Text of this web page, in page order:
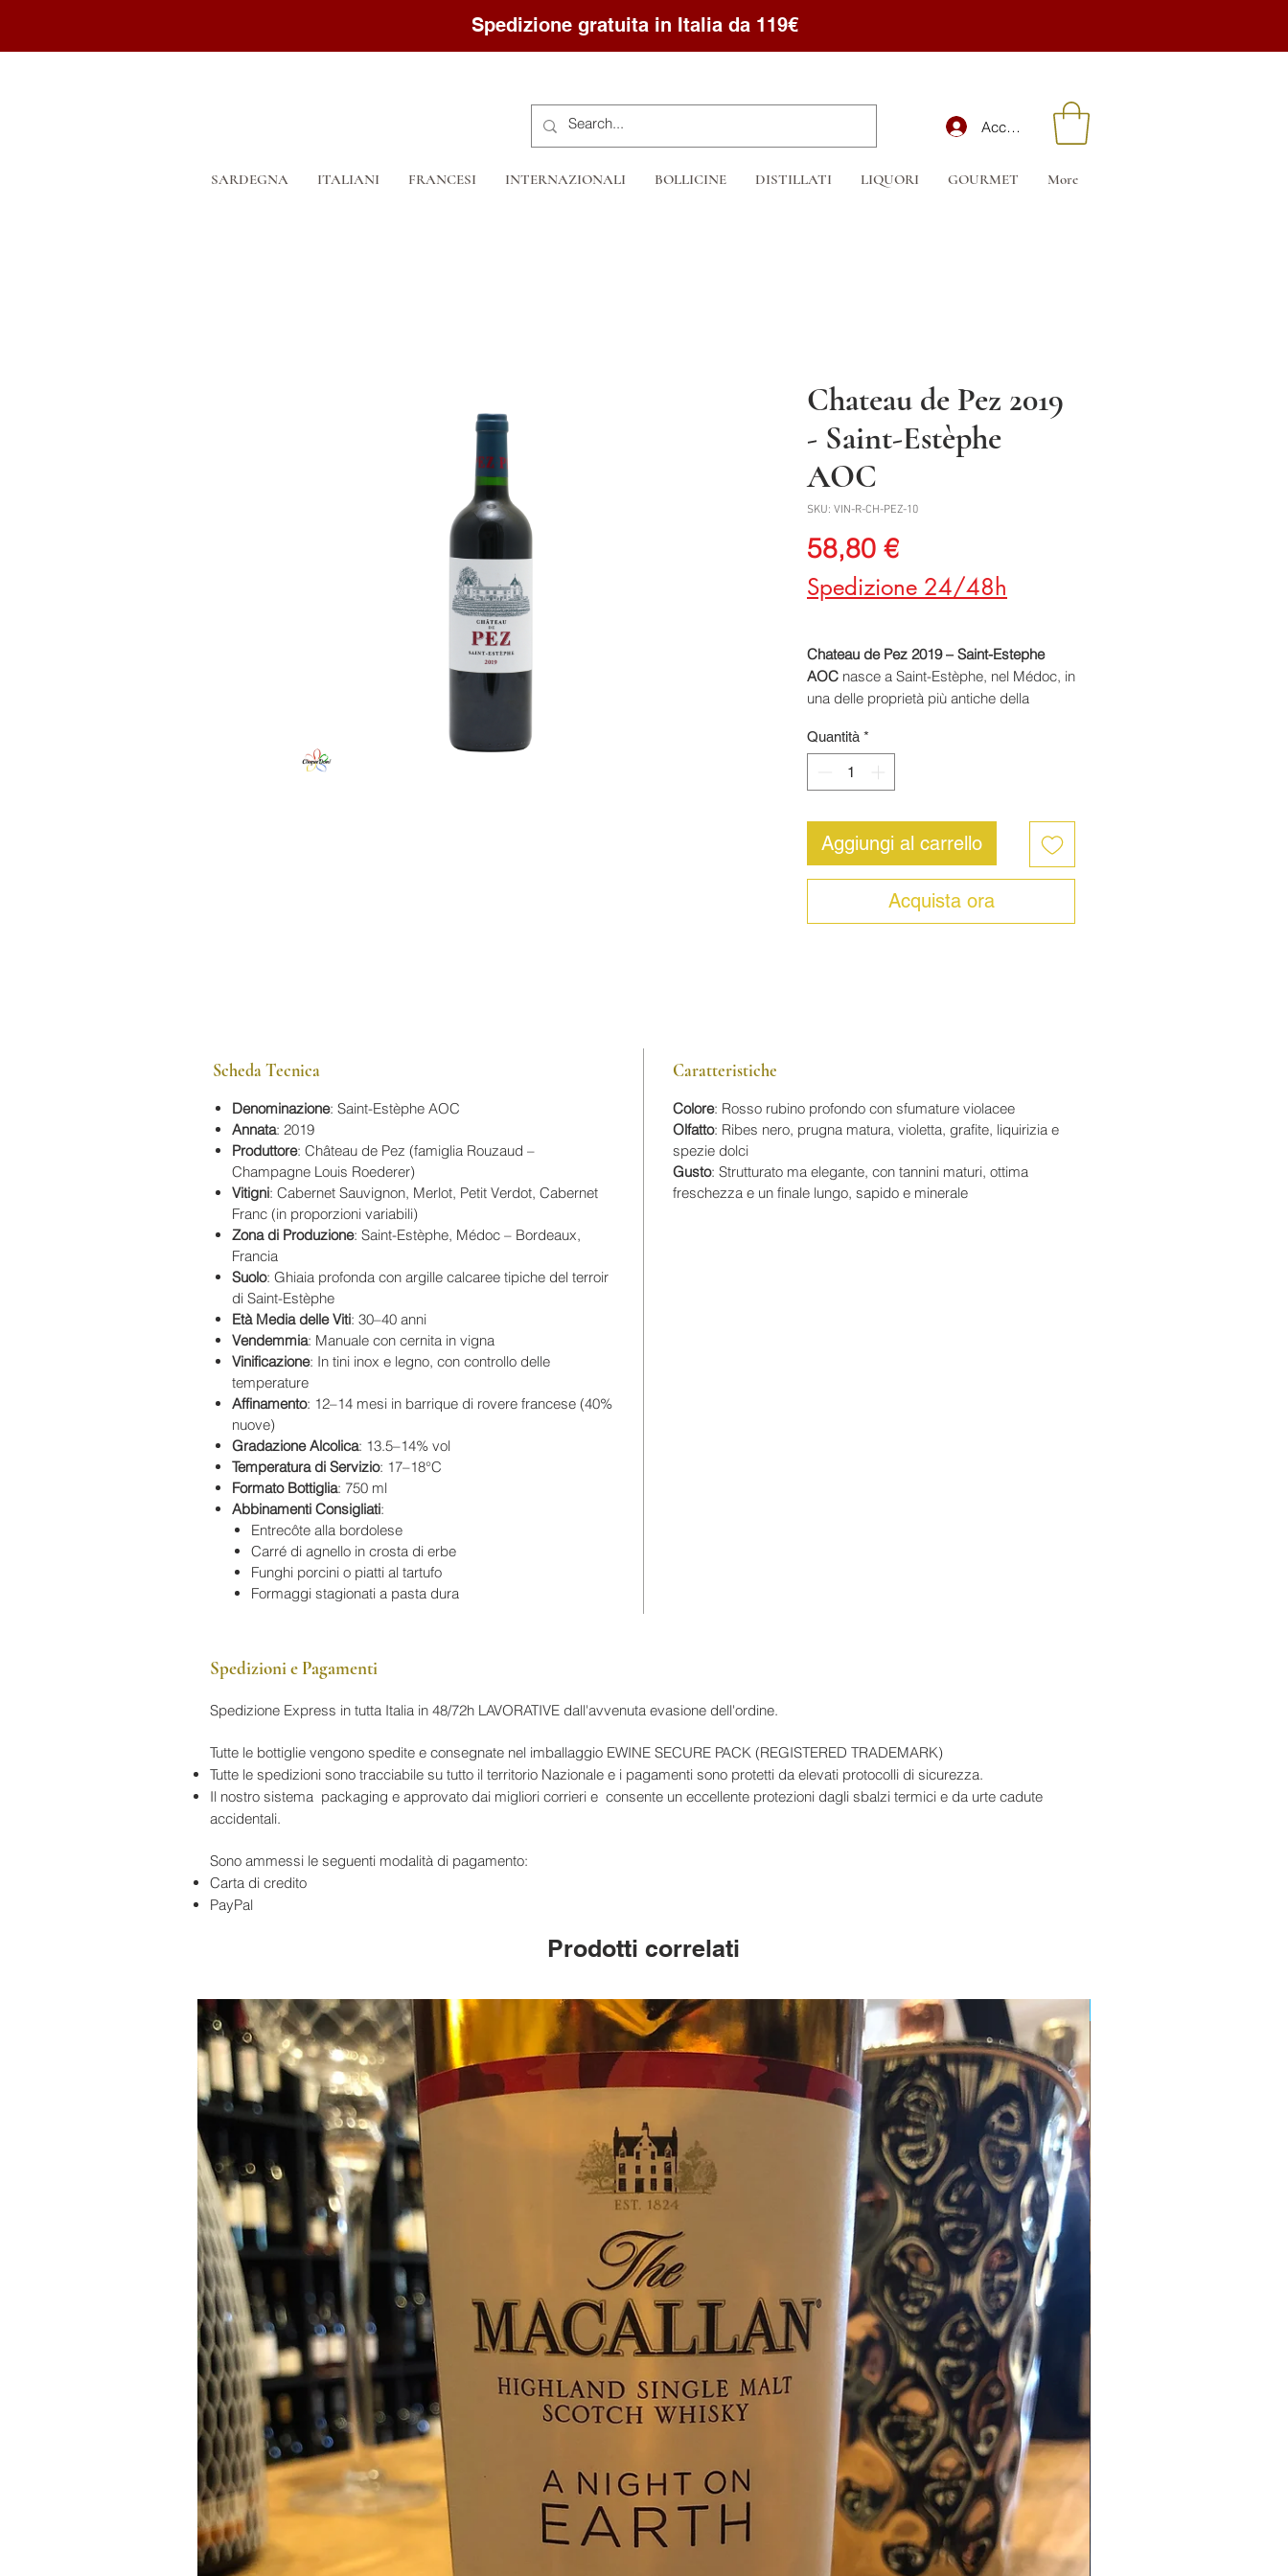
Accedi
SARDEGNA ITALIANI FRANCESI INTERNAZIONALI BOLLICINE DISTILLATI LIQUORI GOURMET More
Chateau de Pez 2019
- Saint-Estèphe
AOC
SKU: VIN-R-CH-PEZ-10
58,80 €Prezzo
Spedizione 24/48h
Chateau de Pez 2019 – Saint-Estephe
AOC nasce a Saint-Estèphe, nel Médoc, in
una delle proprietà più antiche della
appartiene alla famiglia Rouzaud,
proprietaria della Maison Champagne
Louis Roederer, ed è diretta dall’enologo
composto da ghiaie sovrapposte a un
sottosuolo argilloso e calcareo.
L’annata 2019 è stata particolarmente
Cabernet Sauvignon, 42% Merlot, 1% Petit
Verdot e 1% Cabernet Franc. Il Cabernet
e profondità, mentre il Merlot dona
morbidezza, rotondità e ricchezza fruttata.
Quantità *
Aggiungi al carrello
Acquista ora
Scheda Tecnica
Denominazione: Saint-Estèphe AOC
Annata: 2019
Produttore: Château de Pez (famiglia Rouzaud –
Champagne Louis Roederer)
Vitigni: Cabernet Sauvignon, Merlot, Petit Verdot, Cabernet
Franc (in proporzioni variabili)
Zona di Produzione: Saint-Estèphe, Médoc – Bordeaux,
Francia
Suolo: Ghiaia profonda con argille calcaree tipiche del terroir
di Saint-Estèphe
Età Media delle Viti: 30–40 anni
Vendemmia: Manuale con cernita in vigna
Vinificazione: In tini inox e legno, con controllo delle
temperature
Affinamento: 12–14 mesi in barrique di rovere francese (40%
nuove)
Gradazione Alcolica: 13.5–14% vol
Temperatura di Servizio: 17–18°C
Formato Bottiglia: 750 ml
Abbinamenti Consigliati:
Entrecôte alla bordolese
Carré di agnello in crosta di erbe
Funghi porcini o piatti al tartufo
Formaggi stagionati a pasta dura
Caratteristiche
Colore: Rosso rubino profondo con sfumature violacee
Olfatto: Ribes nero, prugna matura, violetta, grafite, liquirizia e
spezie dolci
Gusto: Strutturato ma elegante, con tannini maturi, ottima
freschezza e un finale lungo, sapido e minerale
Spedizioni e Pagamenti
Spedizione Express in tutta Italia in 48/72h LAVORATIVE dall'avvenuta evasione dell'ordine.
Tutte le bottiglie vengono spedite e consegnate nel imballaggio EWINE SECURE PACK (REGISTERED TRADEMARK)
Tutte le spedizioni sono tracciabile su tutto il territorio Nazionale e i pagamenti sono protetti da elevati protocolli di sicurezza.
Il nostro sistema packaging e approvato dai migliori corrieri e consente un eccellente protezioni dagli sbalzi termici e da urte cadute
accidentali.
Sono ammessi le seguenti modalità di pagamento:
Carta di credito
PayPal
Prodotti correlati